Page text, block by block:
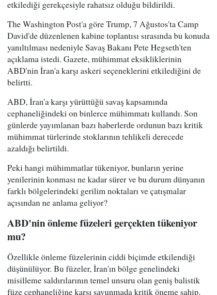
etkilediği gerekçesiyle rahatsız olduğu bildirildi.
The Washington Post'a göre Trump, 7 Ağustos'ta Camp
David'de düzenlenen kabine toplantısı sırasında bu konuda
yanıltılması nedeniyle Savaş Bakanı Pete Hegseth'ten
açıklama istedi. Gazete, mühimmat eksikliklerinin
ABD'nin İran'a karşı askeri seçeneklerini etkilediğini de
belirtti.
ABD, İran'a karşı yürüttüğü savaş kapsamında
cephaneliğindeki on binlerce mühimmatı kullandı. Son
günlerde yayımlanan bazı haberlerde ordunun bazı kritik
mühimmat türlerinde stoklarının tehlikeli derecede
azaldığı belirtildi.
Peki hangi mühimmatlar tükeniyor, bunların yerine
yenilerinin konması ne kadar sürer ve bu durum dünyanın
farklı bölgelerindeki gerilim noktaları ve çatışmalar
açısından ne anlama geliyor?
ABD'nin önleme füzeleri gerçekten tükeniyor
mu?
Özellikle önleme füzelerinin ciddi biçimde etkilendiği
düşünülüyor. Bu füzeler, İran'ın bölge genelindeki
misilleme saldırılarının temel unsuru olan geniş balistik
füze cephaneliğine karşı savunmada kritik öneme sahip.